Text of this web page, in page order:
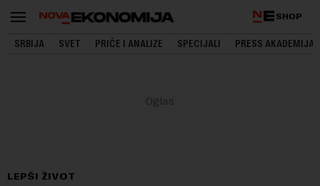
SHOP
SRBIJA SVET PRIČE I ANALIZE SPECIJALI PRESS AKADEMIJA
LEPŠI ŽIVOT